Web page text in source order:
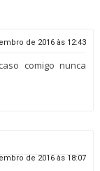
de 2016 às 12:43
comigo nunca
de 2016 às 18:07